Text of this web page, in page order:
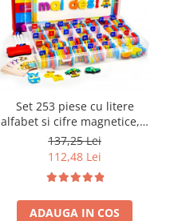
Set 253 piese cu litere
alfabet si cifre magnetice, 1
tabla magnetica cu doua
fete si cutie de depozitare,
jucarii educative pentru
copii de 3,4,5,6,7 ani
137,25 Lei
112,48 Lei
ADAUGA IN COS